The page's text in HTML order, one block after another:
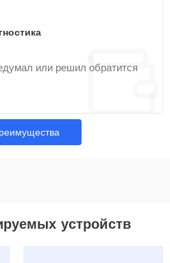
или решил обратится
устройств